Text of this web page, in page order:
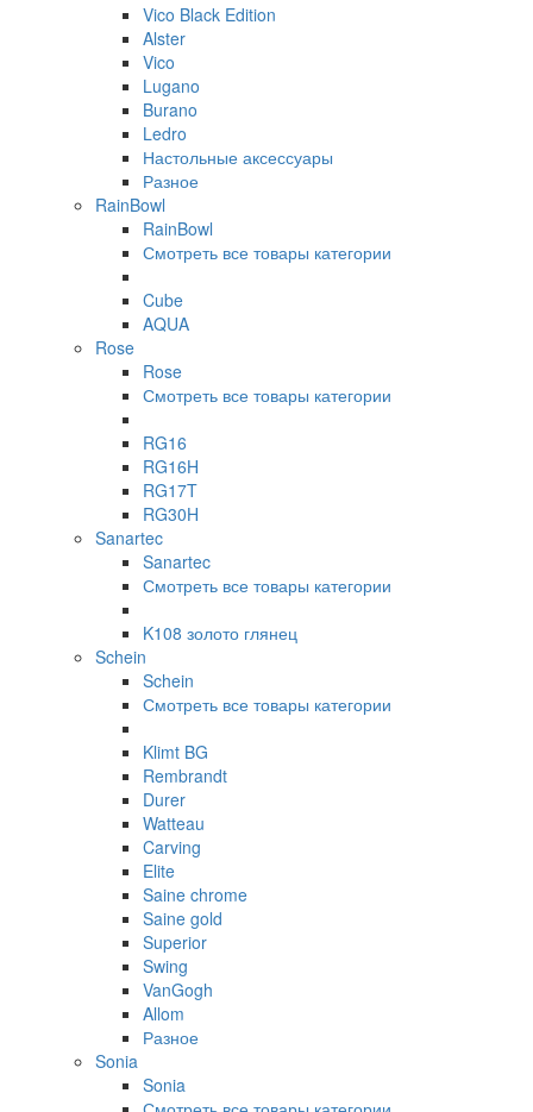
Vico Black Edition
Alster
Vico
Lugano
Burano
Ledro
Настольные аксессуары
Разное
RainBowl
RainBowl
Смотреть все товары категории
Cube
AQUA
Rose
Rose
Смотреть все товары категории
RG16
RG16H
RG17T
RG30H
Sanartec
Sanartec
Смотреть все товары категории
K108 золото глянец
Schein
Schein
Смотреть все товары категории
Klimt BG
Rembrandt
Durer
Watteau
Carving
Elite
Saine chrome
Saine gold
Superior
Swing
VanGogh
Allom
Разное
Sonia
Sonia